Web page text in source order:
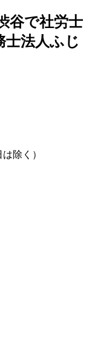
谷で社労士
士法人ふじ
除く）